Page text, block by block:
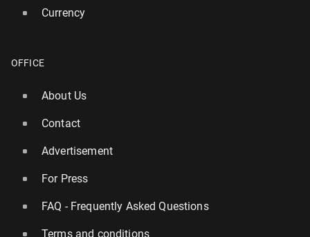
Currency
OFFICE
About Us
Contact
Advertisement
For Press
FAQ - Frequently Asked Questions
Terms and conditions